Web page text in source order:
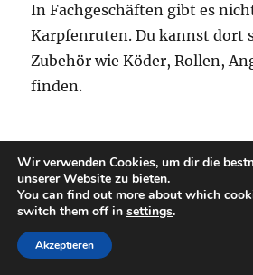
In Fachgeschäften gibt es
Karpfenruten. Du kannst dort
Zubehör wie Köder, Rollen,
finden.
Kaufe in einem
Dank der Entwicklung der
heutzutage möglich, den Kauf
oder Angelrute über das
Wir verwenden Cookies, um dir die
unserer Website zu bieten.
You can find out more about which
switch them off in settings.
Akzeptieren